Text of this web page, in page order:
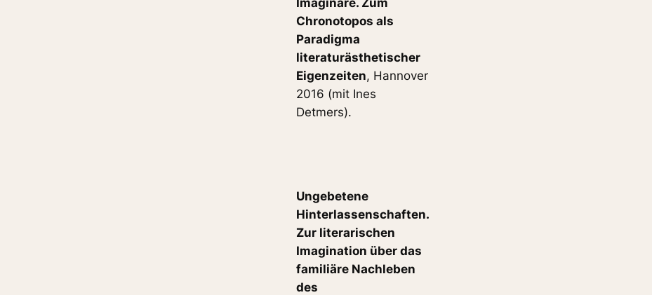
Imaginäre. Zum
Chronotopos als
Paradigma
literaturästhetischer
Eigenzeiten, Hannover
2016 (mit Ines
Detmers).
Ungebetene
Hinterlassenschaften.
Zur literarischen
Imagination über das
familiäre Nachleben
des